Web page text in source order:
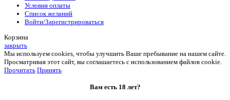
Условия оплаты
Список желаний
Войти/Зарегистрироваться
Корзина
закрыть
Мы используем cookies, чтобы улучшить Ваше пребывание на нашем сайте.
Просматривая этот сайт, вы соглашаетесь с использованием файлов cookie.
Прочитать Принять
Вам есть 18 лет?